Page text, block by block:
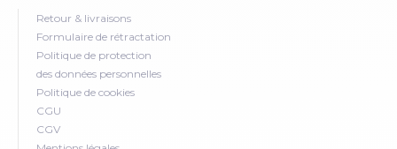
Retour & livraisons
Formulaire de rétractation
Politique de protection
des données personnelles
Politique de cookies
CGU
CGV